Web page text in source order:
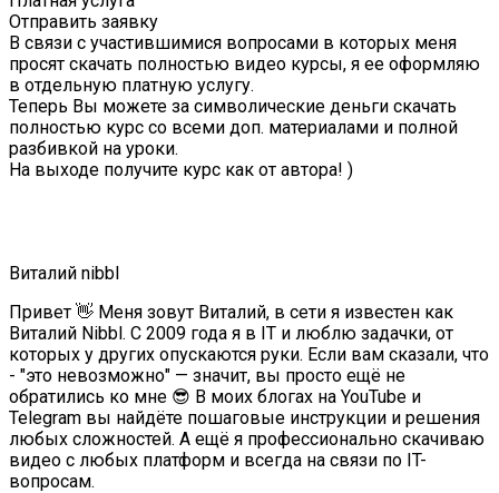
Отправить заявку
В связи с участившимися вопросами в которых меня
просят скачать полностью видео курсы, я ее оформляю
в отдельную платную услугу.
Теперь Вы можете за символические деньги скачать
полностью курс со всеми доп. материалами и полной
разбивкой на уроки.
На выходе получите курс как от автора! )
Виталий nibbl
Привет 👋 Меня зовут Виталий, в сети я известен как
Виталий Nibbl. С 2009 года я в IT и люблю задачки, от
которых у других опускаются руки. Если вам сказали, что
- "это невозможно" — значит, вы просто ещё не
обратились ко мне 😎 В моих блогах на YouTube и
Telegram вы найдёте пошаговые инструкции и решения
любых сложностей. А ещё я профессионально скачиваю
видео с любых платформ и всегда на связи по IT-
вопросам.